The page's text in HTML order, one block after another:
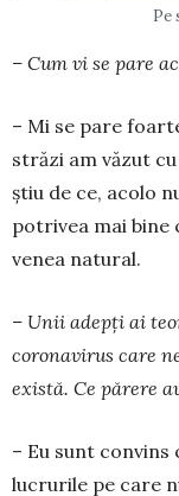
Pe
– Cum vi se pare
– Mi se pare
străzi am văzut
știu de ce, acolo
potrivea mai bine
venea natural.
– Unii adepţi ai
coronavirus care
există. Ce părere
– Eu sunt convins
lucrurile pe care